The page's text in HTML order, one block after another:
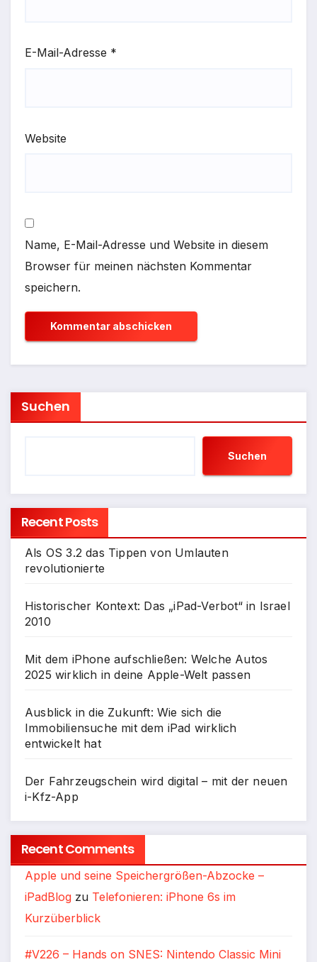
E-Mail-Adresse *
Website
Name, E-Mail-Adresse und Website in diesem
Browser für meinen nächsten Kommentar
speichern.
Suchen
Suchen
Recent Posts
Als OS 3.2 das Tippen von Umlauten
revolutionierte
Historischer Kontext: Das „iPad-Verbot“ in Israel
2010
Mit dem iPhone aufschließen: Welche Autos
2025 wirklich in deine Apple-Welt passen
Ausblick in die Zukunft: Wie sich die
Immobiliensuche mit dem iPad wirklich
entwickelt hat
Der Fahrzeugschein wird digital – mit der neuen
i-Kfz-App
Recent Comments
Apple und seine Speichergrößen-Abzocke –
iPadBlog zu Telefonieren: iPhone 6s im
Kurzüberblick
#V226 – Hands on SNES: Nintendo Classic Mini